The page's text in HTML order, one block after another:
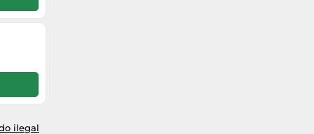
ilegal